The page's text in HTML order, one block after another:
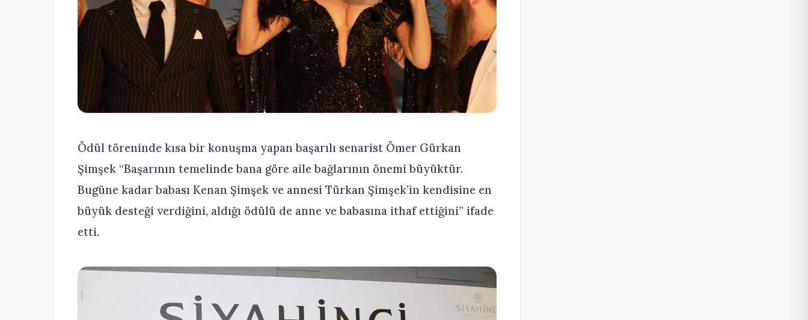
Ödül töreninde kısa bir konuşma yapan başarılı senarist Ömer Gürkan
Şimşek “Başarının temelinde bana göre aile bağlarının önemi büyüktür.
Bugüne kadar babası Kenan Şimşek ve annesi Türkan Şimşek’in kendisine en
büyük desteği verdiğini, aldığı ödülü de anne ve babasına ithaf ettiğini” ifade
etti.